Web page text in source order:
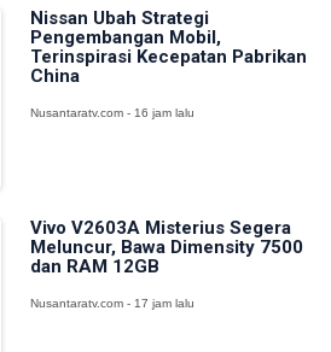
Nissan Ubah Strategi
Pengembangan Mobil,
Terinspirasi Kecepatan Pabrikan
China
Nusantaratv.com - 16 jam lalu
Vivo V2603A Misterius Segera
Meluncur, Bawa Dimensity 7500
dan RAM 12GB
Nusantaratv.com - 17 jam lalu